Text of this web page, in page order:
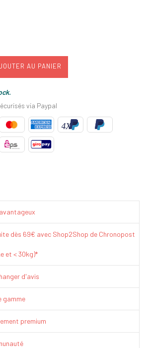
AU PANIER
via Paypal
dès 69€ avec Shop2Shop de Chronopost
et < 30kg)*
d'avis
gamme
premium